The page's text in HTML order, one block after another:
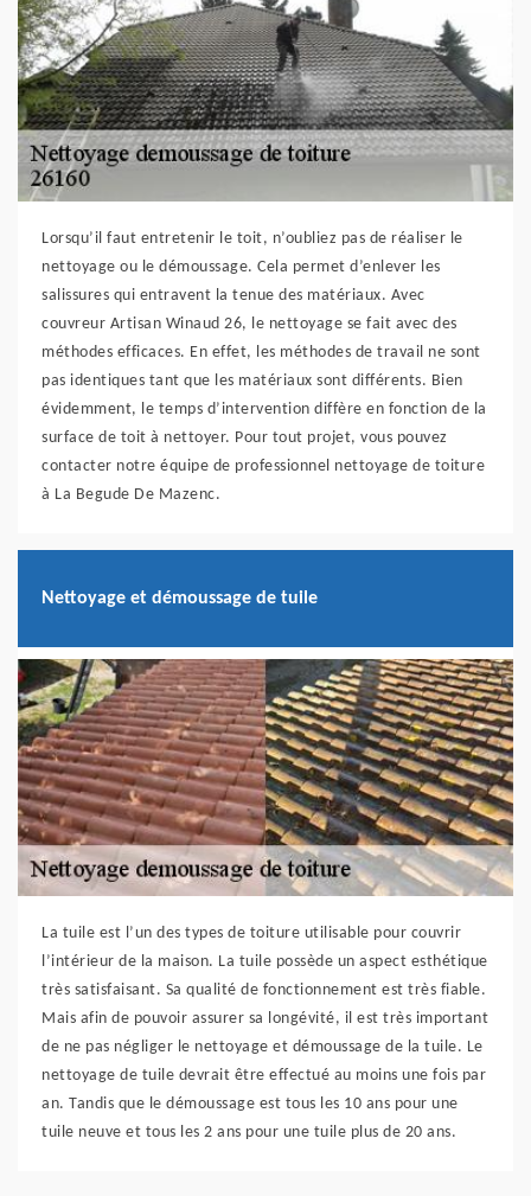
Lorsqu’il faut entretenir le toit, n’oubliez pas de réaliser le
nettoyage ou le démoussage. Cela permet d’enlever les
salissures qui entravent la tenue des matériaux. Avec
couvreur Artisan Winaud 26, le nettoyage se fait avec des
méthodes efficaces. En effet, les méthodes de travail ne sont
pas identiques tant que les matériaux sont différents. Bien
évidemment, le temps d’intervention diffère en fonction de la
surface de toit à nettoyer. Pour tout projet, vous pouvez
contacter notre équipe de professionnel nettoyage de toiture
à La Begude De Mazenc.
Nettoyage et démoussage de tuile
La tuile est l’un des types de toiture utilisable pour couvrir
l’intérieur de la maison. La tuile possède un aspect esthétique
très satisfaisant. Sa qualité de fonctionnement est très fiable.
Mais afin de pouvoir assurer sa longévité, il est très important
de ne pas négliger le nettoyage et démoussage de la tuile. Le
nettoyage de tuile devrait être effectué au moins une fois par
an. Tandis que le démoussage est tous les 10 ans pour une
tuile neuve et tous les 2 ans pour une tuile plus de 20 ans.